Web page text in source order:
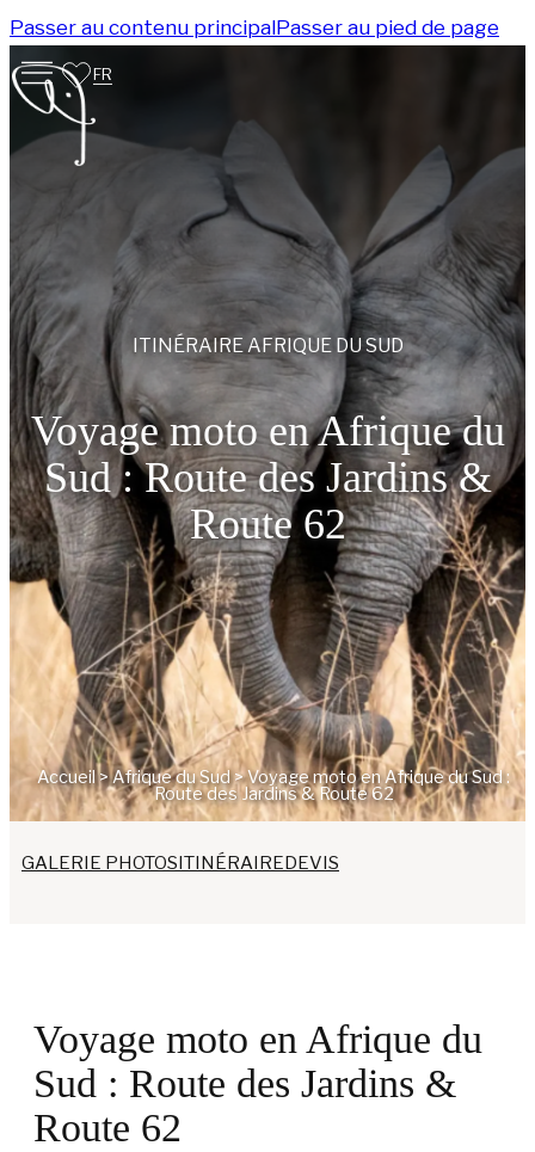
Passer au contenu principalPasser au pied de page
FR
ITINÉRAIREAFRIQUE DU SUD
Voyage moto en Afrique du
Sud : Route des Jardins &
Route 62
Accueil>Afrique du Sud >Voyage moto en Afrique du Sud :
Route des Jardins & Route 62
GALERIE PHOTOSITINÉRAIREDEVIS
Voyage moto en Afrique du
Sud : Route des Jardins &
Route 62